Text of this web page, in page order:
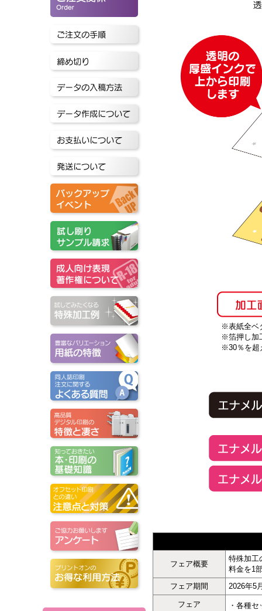
※表紙全ベ
※箔押し加
※30％を超
フェア概要
特殊加工
料金を1
フェア期間
2026年5
フェア
・各種